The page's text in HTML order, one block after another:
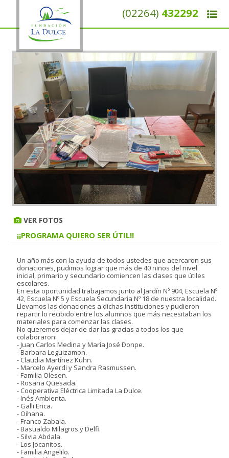
(02264) 432292
VER FOTOS
¡¡PROGRAMA QUIERO SER ÚTIL!!
Un año más con la ayuda de todos ustedes que acercaron sus
donaciones, pudimos lograr que más de 40 niños del nivel
inicial, primario y secundario comiencen las clases que útiles
escolares.
En esta oportunidad trabajamos junto al Jardín Nº 904, Escuela Nº
42, Escuela Nº 5 y Escuela Secundaria Nº 18 de nuestra localidad.
Llevamos las donaciones a dichas instituciones y pudieron
repartir lo recibido entre los alumnos que más necesitaban los
materiales para comenzar las clases.
No queremos dejar de dar las gracias a todos los que
colaboraron:
- Juan Carlos Medina y María José Donpe.
- Barbara Leguizamon.
- Claudia Martínez Kuhn.
- Marcelo Ayerdi y Sandra Rasmussen.
- Familia Olesen.
- Rosana Quesada.
- Cooperativa Eléctrica Limitada La Dulce.
- Inés Ambienta.
- Galli Erica.
- Oihana.
- Franco Zabala.
- Basualdo Milagros y Delfi.
- Silvia Abdala.
- Los Jocanitos.
- Familia Angelilo.